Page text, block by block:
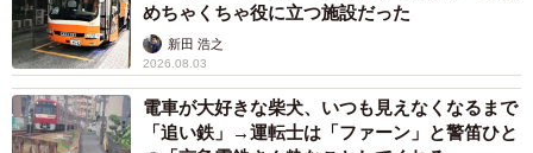
めちゃくちゃ役に立つ施設だった
新田 浩之
2026.08.03
電車が大好きな柴犬、いつも見えなくなるまで
「追い鉄」→運転士は「ファーン」と警笛ひと